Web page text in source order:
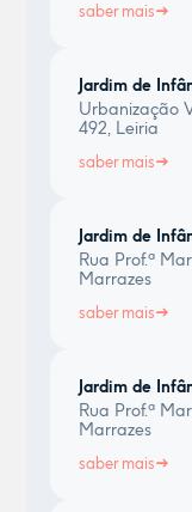
saber mais
Jardim de
Urbanização
492, Leiria
saber mais
Jardim de
Rua Prof.ª
Marrazes
saber mais
Jardim de
Rua Prof.ª
Marrazes
saber mais